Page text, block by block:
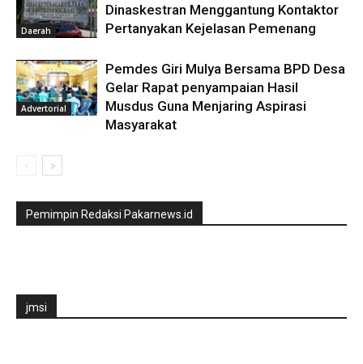
Daerah
Dinaskestran Menggantung Kontaktor
Pertanyakan Kejelasan Pemenang
Advertorial
Pemdes Giri Mulya Bersama BPD Desa
Gelar Rapat penyampaian Hasil
Musdus Guna Menjaring Aspirasi
Masyarakat
Pemimpin Redaksi Pakarnews.id
jmsi